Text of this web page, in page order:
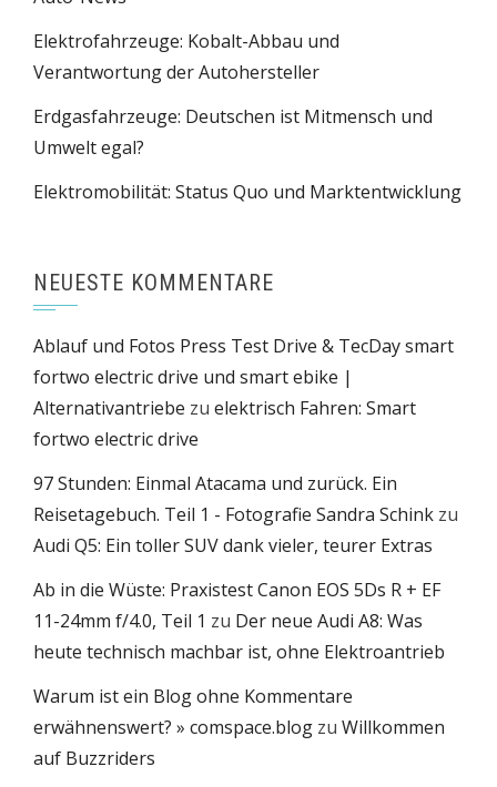
Elektrofahrzeuge: Kobalt-Abbau und
Verantwortung der Autohersteller
Erdgasfahrzeuge: Deutschen ist Mitmensch und
Umwelt egal?
Elektromobilität: Status Quo und Marktentwicklung
NEUESTE KOMMENTARE
Ablauf und Fotos Press Test Drive & TecDay smart
fortwo electric drive und smart ebike |
Alternativantriebe zu elektrisch Fahren: Smart
fortwo electric drive
97 Stunden: Einmal Atacama und zurück. Ein
Reisetagebuch. Teil 1 - Fotografie Sandra Schink zu
Audi Q5: Ein toller SUV dank vieler, teurer Extras
Ab in die Wüste: Praxistest Canon EOS 5Ds R + EF
11-24mm f/4.0, Teil 1 zu Der neue Audi A8: Was
heute technisch machbar ist, ohne Elektroantrieb
Warum ist ein Blog ohne Kommentare
erwähnenswert? » comspace.blog zu Willkommen
auf Buzzriders